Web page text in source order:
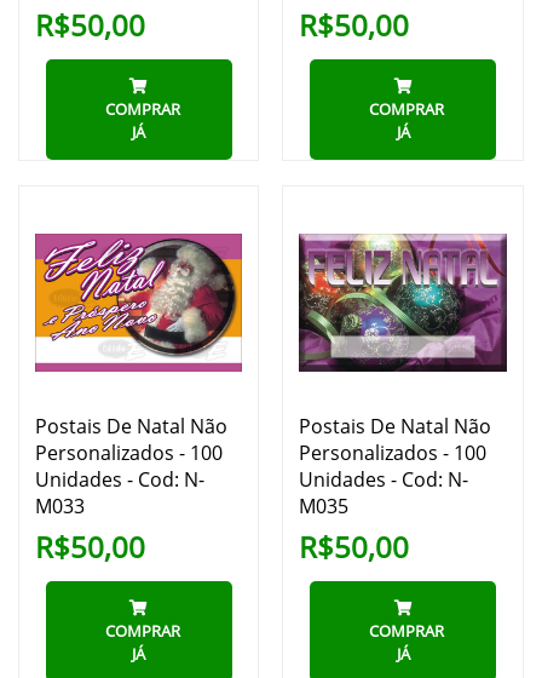
R$50,00
COMPRAR
JÁ
R$50,00
COMPRAR
JÁ
Postais De Natal Não
Personalizados - 100
Unidades - Cod: N-
M033
R$50,00
COMPRAR
JÁ
Postais De Natal Não
Personalizados - 100
Unidades - Cod: N-
M035
R$50,00
COMPRAR
JÁ